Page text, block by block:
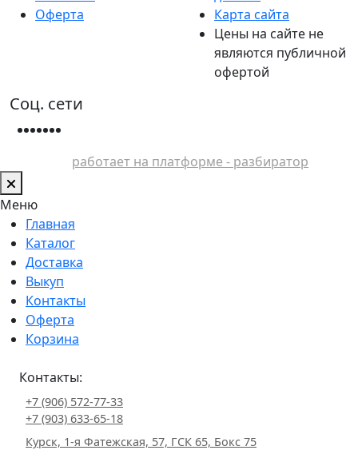
Оферта
Карта сайта
Цены на сайте не
являются публичной
офертой
Соц. сети
работает на платформе - разбиратор
Меню
Главная
Каталог
Доставка
Выкуп
Контакты
Оферта
Корзина
Контакты:
+7 (906) 572-77-33
+7 (903) 633-65-18
Курск, 1-я Фатежская, 57, ГСК 65, Бокс 75